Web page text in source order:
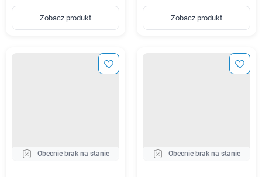
Zobacz produkt Zobacz produkt
Obecnie brak na stanie Obecnie brak na stanie